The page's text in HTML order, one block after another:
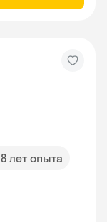
8 лет опыта